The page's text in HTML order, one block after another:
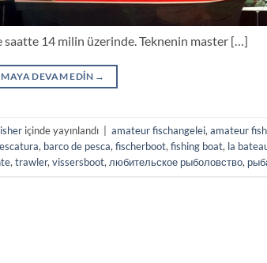
saatte 14 milin üzerinde. Teknenin master […]
DEVAM EDIN →
içinde yayınlandı amateur fischangelei, amateur
, barco de pesca, fischerboot, fishing boat, la
, trawler, vissersboot, любительское рыболовство,